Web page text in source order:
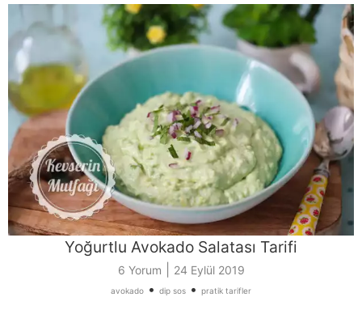
Yoğurtlu Avokado Salatası Tarifi
6 Yorum 24 Eylül 2019
avokado • dip sos • pratik tarifler